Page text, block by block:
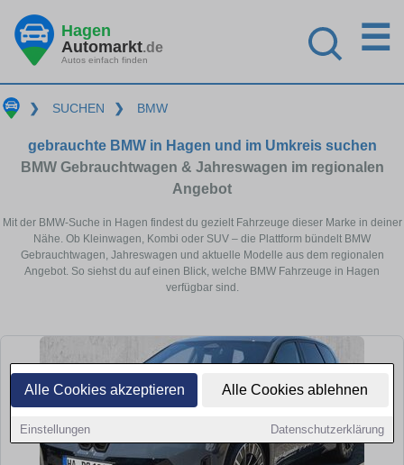
Alle Cookies akzeptieren Alle Cookies ablehnen
Einstellungen Datenschutzerklärung
Hagen
Automarkt.de
Autos einfach finden
☰
❯ SUCHEN ❯ BMW
gebrauchte BMW in Hagen und im Umkreis suchen
BMW Gebrauchtwagen & Jahreswagen im regionalen
Angebot
Mit der BMW-Suche in Hagen findest du gezielt Fahrzeuge dieser Marke in deiner
Nähe. Ob Kleinwagen, Kombi oder SUV – die Plattform bündelt BMW
Gebrauchtwagen, Jahreswagen und aktuelle Modelle aus dem regionalen
Angebot. So siehst du auf einen Blick, welche BMW Fahrzeuge in Hagen
verfügbar sind.